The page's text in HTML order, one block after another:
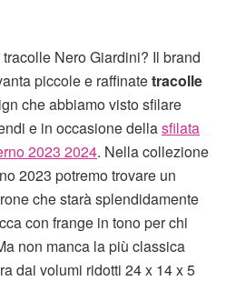
Nero Giardini? Il brand
piccole e raffinatetracolle
che abbiamo visto sfilare
e in occasione dellasfilata
2023 2024. Nella collezione
2023 potremo trovare un
che starà splendidamente
con frange in tono per chi
non manca la più classica
dai volumi ridotti 24 x 14 x 5